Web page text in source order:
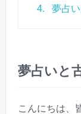
4. 夢占
夢占いと
こんにちは、